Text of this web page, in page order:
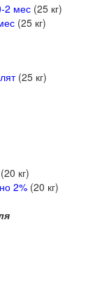
2 мес (25 кг)
(25 кг)
(25 кг)
(20 кг)
2% (20 кг)